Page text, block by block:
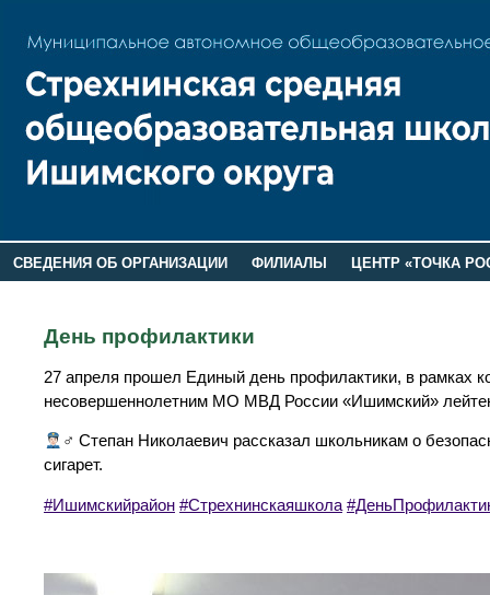
СВЕДЕНИЯ ОБ ОРГАНИЗАЦИИ ФИЛИАЛЫ
ЦЕНТР «ТОЧКА
День профилактики
27 апреля прошел Единый день профилактики, в рамках
несовершеннолетним МО МВД России «Ишимский»
‍♂ Степан Николаевич рассказал школьникам о
сигарет.
#Ишимскийрайон #Стрехнинскаяшкола